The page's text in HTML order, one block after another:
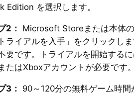
Edition を選択します。
2：
Microsoft Storeまたは本体
ライアルを入手」をクリックし
要です。トライアルを開始する
たはXboxアカウントが必要です。
3： 90～120分の無料ゲーム時間